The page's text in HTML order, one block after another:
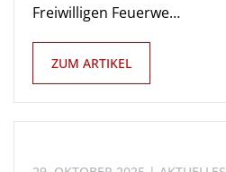
Freiwilligen Feuerwe…
ZUM ARTIKEL